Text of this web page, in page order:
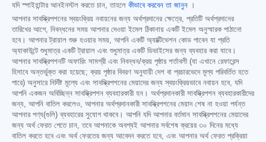
যদি স্পাইহান্টার আনইনস্টল করতে চান, তাহলে কীভাবে করবেন তা জানুন ।
আপনার সাবস্ক্রিপশনের স্বয়ংক্রিয় নবায়নের জন্য অর্থপ্রদানের ক্ষেত্রে, প্রতিটি অর্থপ্রদানের
তারিখের আগে, নিবন্ধনের সময় আপনার দেওয়া ইমেল ঠিকানায় একটি ইমেল অনুস্মারক পাঠানো
হবে। আপনার ট্রায়াল শুরু হওয়ার সময়, আপনি একটি অ্যাক্টিভেশন কোড পাবেন যা প্রতি
অ্যাকাউন্টে শুধুমাত্র একটি ট্রায়াল এবং শুধুমাত্র একটি ডিভাইসের জন্য ব্যবহার করা যাবে।
আপনার সাবস্ক্রিপশনটি অফারিং সামগ্রী এবং নিবন্ধন/ক্রয় পৃষ্ঠার শর্তাবলী (যা এখানে রেফারেন্স
হিসাবে অন্তর্ভুক্ত করা হয়েছে; ক্রয় পৃষ্ঠার বিবরণ অনুযায়ী দেশ বা প্রচারভেদে মূল্য পরিবর্তিত হতে
পারে) অনুসারে নির্দিষ্ট মূল্যে এবং সাবস্ক্রিপশনের মেয়াদের জন্য স্বয়ংক্রিয়ভাবে নবায়ন হবে, যদি
আপনি একজন অবিচ্ছিন্ন সাবস্ক্রিপশন ব্যবহারকারী হন। অর্থপ্রদানকারী সাবস্ক্রিপশন ব্যবহারকারীদের
জন্য, আপনি বাতিল করলেও, আপনার অর্থপ্রদানকারী সাবস্ক্রিপশনের মেয়াদ শেষ না হওয়া পর্যন্ত
আপনার পণ্য(গুলি) ব্যবহারের সুযোগ থাকবে। আপনি যদি আপনার বর্তমান সাবস্ক্রিপশনের মেয়াদের
জন্য অর্থ ফেরত পেতে চান, তবে আপনাকে অবশ্যই আপনার সর্বশেষ ক্রয়ের ৩০ দিনের মধ্যে
বাতিল করতে হবে এবং অর্থ ফেরতের জন্য আবেদন করতে হবে, এবং আপনার অর্থ ফেরত প্রক্রিয়া